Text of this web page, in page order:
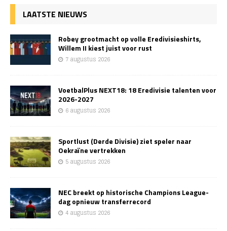
LAATSTE NIEUWS
Robey grootmacht op volle Eredivisieshirts,
Willem II kiest juist voor rust
7 augustus 2026
VoetbalPlus NEXT18: 18 Eredivisie talenten voor
2026-2027
6 augustus 2026
Sportlust (Derde Divisie) ziet speler naar
Oekraïne vertrekken
5 augustus 2026
NEC breekt op historische Champions League-
dag opnieuw transferrecord
4 augustus 2026